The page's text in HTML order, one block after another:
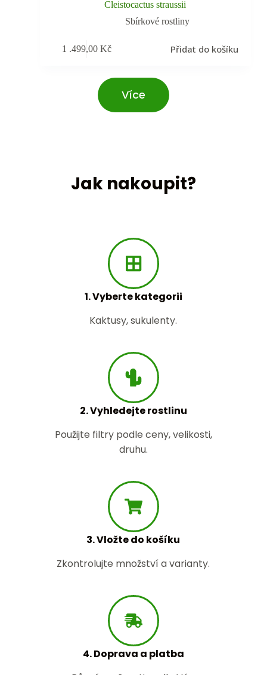
Cleistocactus straussii
Sbírkové rostliny
1 .499,00 Kč Přidat do košíku
Více
Jak nakoupit?
1. Vyberte kategorii
Kaktusy, sukulenty.
2. Vyhledejte rostlinu
Použijte filtry podle ceny, velikosti,
druhu.
3. Vložte do košíku
Zkontrolujte množství a varianty.
4. Doprava a platba